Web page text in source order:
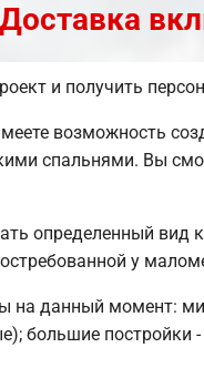
Доставка
и получить
возможность
спальнями. Вы
определенный вид
у
на данный момент:
большие постройки